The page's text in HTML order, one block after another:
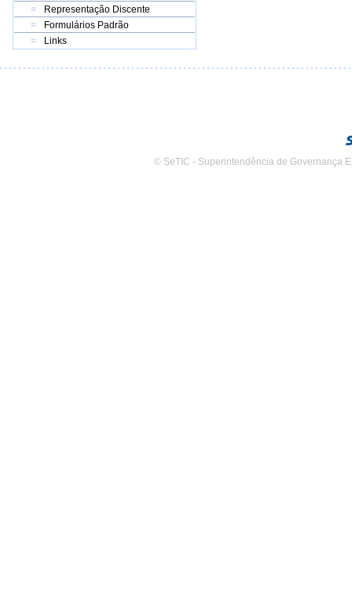
Representação Discente
Formulários Padrão
Links
© SeTIC - Superintendência de Governança